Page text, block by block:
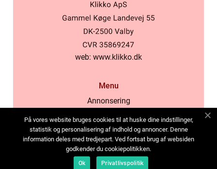
web: www.klikko.dk
Menu
Annonsering
Cookies
Kontakta oss
Sitemap
På vores website bruges cookies til at huske dine indstillinger,
statistik og personalisering af indhold og annoncer. Denne
information deles med tredjepart. Ved fortsat brug af websiden
godkender du cookiepolitikken.
Ok Privatlivspolitik